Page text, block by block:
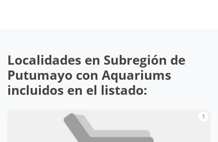
Localidades en Subregión de
Putumayo con Aquariums
incluidos en el listado:
1